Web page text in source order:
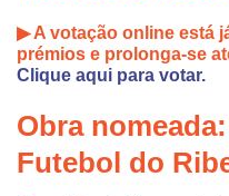
▶A votação online está
prémios e prolonga-se
Clique aqui para votar.
Obra
Futebol do